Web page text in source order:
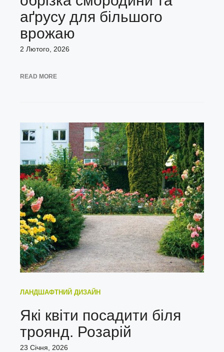
аґрусу для більшого
врожаю
2 Лютого, 2026
READ MORE
ЛАНДШАФТНИЙ ДИЗАЙН
Які квіти посадити біля
троянд. Розарій
23 Січня, 2026